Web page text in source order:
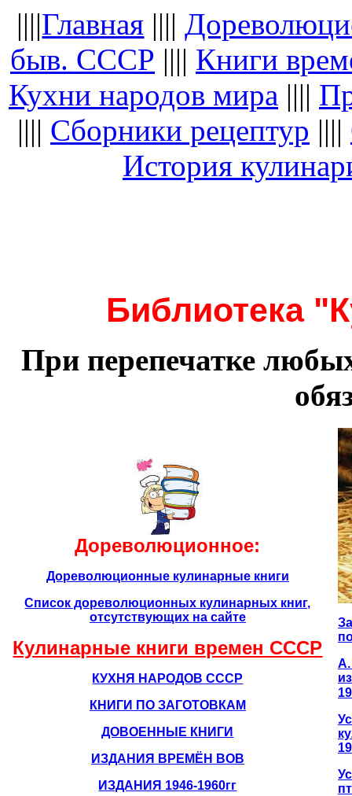
||||Главная ||||
быв. СССР |||| Книги
Кухни народов мира ||||
|||| Сборники рецептур ||||
История
Библиотека
При перепечатке
Дореволюционное:
Дореволюционные кулинарные книги
Список дореволюционных кулинарных книг,
отсутствующих на сайте
Кулинарные книги времен CCCР
КУХНЯ НАРОДОВ СССР
КНИГИ ПО ЗАГОТОВКАМ
ДОВОЕННЫЕ КНИГИ
ИЗДАНИЯ ВРЕМЁН ВОВ
ИЗДАНИЯ 1946-1960гг
А.